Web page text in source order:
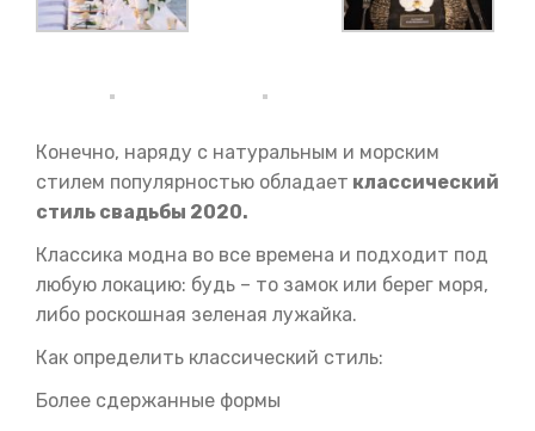
Конечно, наряду с натуральным и морским
стилем популярностью обладает классический
стиль свадьбы 2020.
Классика модна во все времена и подходит под
любую локацию: будь – то замок или берег моря,
либо роскошная зеленая лужайка.
Как определить классический стиль:
Более сдержанные формы